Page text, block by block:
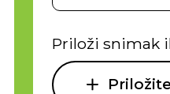
Priloži snimak